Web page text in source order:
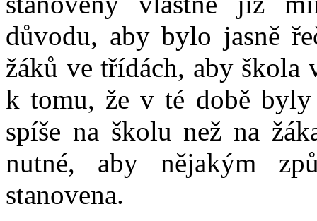
důvodu, aby bylo jasně
žáků ve třídách, aby škola
k tomu, že v té době
spíše na školu než na
nutné, aby nějakým
stanovena.